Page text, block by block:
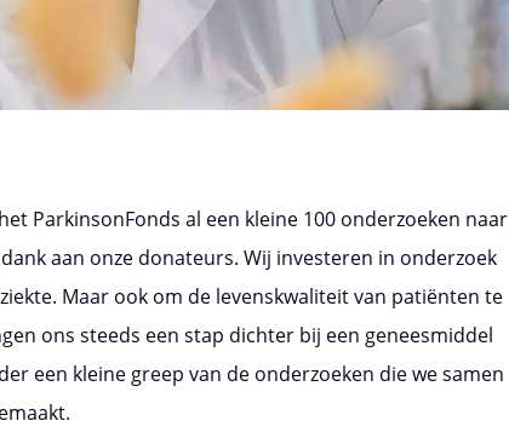
ParkinsonFonds al een kleine 100 onderzoeken naar
aan onze donateurs. Wij investeren in onderzoek
Maar ook om de levenskwaliteit van patiënten te
ons steeds een stap dichter bij een geneesmiddel
een kleine greep van de onderzoeken die we samen